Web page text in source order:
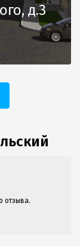
д.3
отзыва.